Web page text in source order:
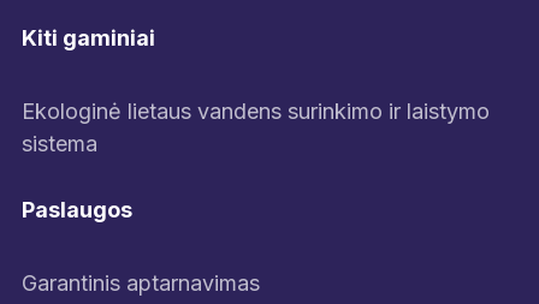
Kiti gaminiai
Ekologinė lietaus vandens surinkimo ir laistymo
sistema
Paslaugos
Garantinis aptarnavimas